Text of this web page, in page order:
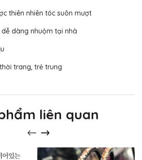
thiên nhiên tóc suôn mượt
dàng nhuộm tại nhà
trang, trẻ trung
liên quan